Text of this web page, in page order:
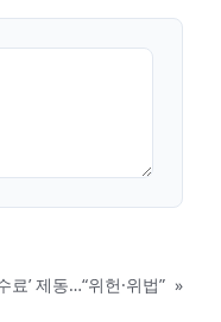
’ 제동…“위헌·위법” »